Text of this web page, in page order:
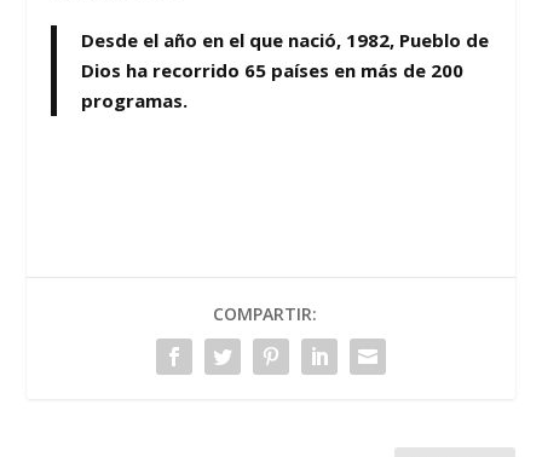
Desde el año en el que nació, 1982, Pueblo de
Dios ha recorrido 65 países en más de 200
programas.
COMPARTIR: